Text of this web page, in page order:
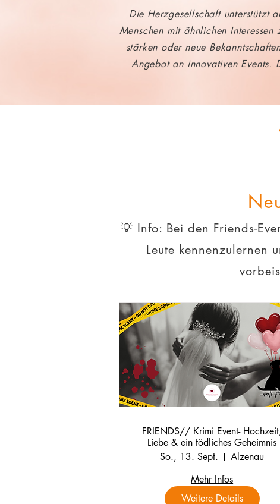
Die Herzgesellschaft unterstützt
Menschen mit ähnlichen Interessen
stärken oder neue
Angebot an innovativen Events.
💡 Info: Bei den Friends-
Leute kennenzulernen
FRIENDS// Krimi Event-
Liebe & ein tödliches Geheimnis
So., 13. Sept.
Alzenau
Mehr Infos
Weitere Details